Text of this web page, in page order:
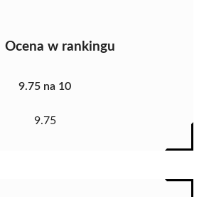
Ocena w rankingu
9.75 na 10
9.75